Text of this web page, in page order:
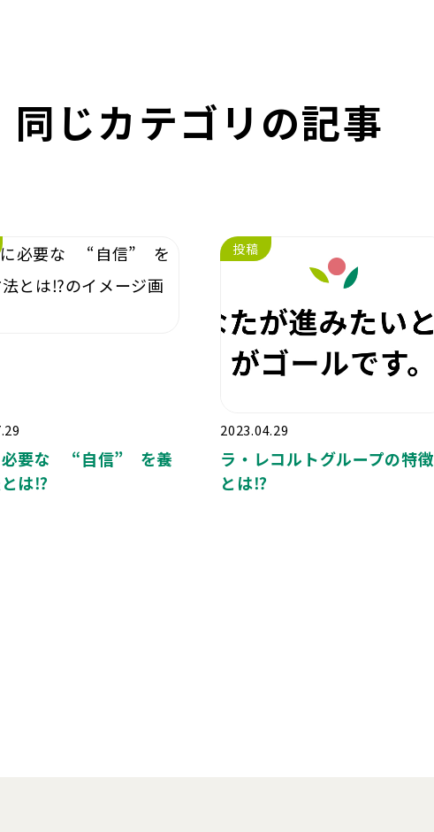
同じカテゴリの記事
必要な “自信” を養
は⁉️
投稿
2023.04.29
ラ・レコルトグループの特徴
とは⁉️